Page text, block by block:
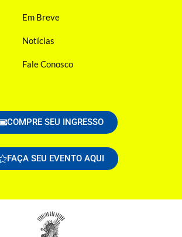
Em Breve
Notícias
Fale Conosco
COMPRE SEU INGRESSO
FAÇA SEU EVENTO AQUI